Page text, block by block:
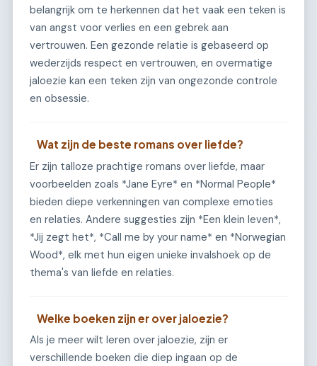
belangrijk om te herkennen dat het vaak een teken is
van angst voor verlies en een gebrek aan
vertrouwen. Een gezonde relatie is gebaseerd op
wederzijds respect en vertrouwen, en overmatige
jaloezie kan een teken zijn van ongezonde controle
en obsessie.
Wat zijn de beste romans over liefde?
Er zijn talloze prachtige romans over liefde, maar
voorbeelden zoals *Jane Eyre* en *Normal People*
bieden diepe verkenningen van complexe emoties
en relaties. Andere suggesties zijn *Een klein leven*,
*Jij zegt het*, *Call me by your name* en *Norwegian
Wood*, elk met hun eigen unieke invalshoek op de
thema's van liefde en relaties.
Welke boeken zijn er over jaloezie?
Als je meer wilt leren over jaloezie, zijn er
verschillende boeken die diep ingaan op de